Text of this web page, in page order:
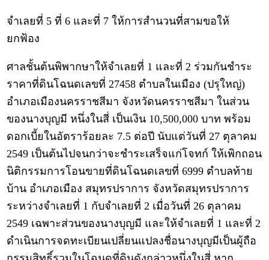
จำเลยที่ 5 ที่ 6 และที่ 7 ให้การสำนวนที่สามขอให้
ยกฟ้อง
ศาลชั้นต้นพิพากษาให้จำเลยที่ 1 และที่ 2 ร่วมกันชำระ
ราคาที่ดินโฉนดเลขที่ 27458 ตำบลในเมือง (ปรุใหญ่)
อำเภอเมืองนครราชสีมา จังหวัดนครราชสีมา ในส่วน
ของนางบุญมี หนึ่งในสี่ เป็นเงิน 10,500,000 บาท พร้อม
ดอกเบี้ยในอัตราร้อยละ 7.5 ต่อปี นับแต่วันที่ 27 ตุลาคม
2549 เป็นต้นไปจนกว่าจะชำระเสร็จแก่โจทก์ ให้เพิกถอน
นิติกรรมการโอนขายที่ดินโฉนดเลขที่ 6999 ตำบลท้าย
บ้าน อำเภอเมือง สมุทรปราการ จังหวัดสมุทรปราการ
ระหว่างจำเลยที่ 1 กับจำเลยที่ 2 เมื่อวันที่ 26 ตุลาคม
2549 เฉพาะส่วนของนางบุญมี และให้จำเลยที่ 1 และที่ 2
ดำเนินการจดทะเบียนเปลี่ยนแปลงชื่อนางบุญมีเป็นผู้ถือ